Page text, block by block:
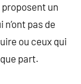
un
pas de
ou ceux qui
part.